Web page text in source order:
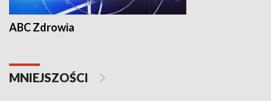
ABC Zdrowia
MNIEJSZOŚCI